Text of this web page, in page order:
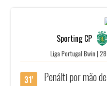
Sporting CP
Liga Portugal Bwin |
31' Penálti por mão